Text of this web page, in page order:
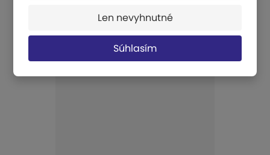
Len nevyhnutné
Súhlasím
€ 5,84